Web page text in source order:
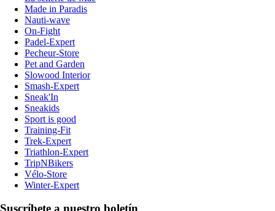
Made in Paradis
Nauti-wave
On-Fight
Padel-Expert
Pecheur-Store
Pet and Garden
Slowood Interior
Smash-Expert
Sneak'In
Sneakids
Sport is good
Training-Fit
Trek-Expert
Triathlon-Expert
TripNBikers
Vélo-Store
Winter-Expert